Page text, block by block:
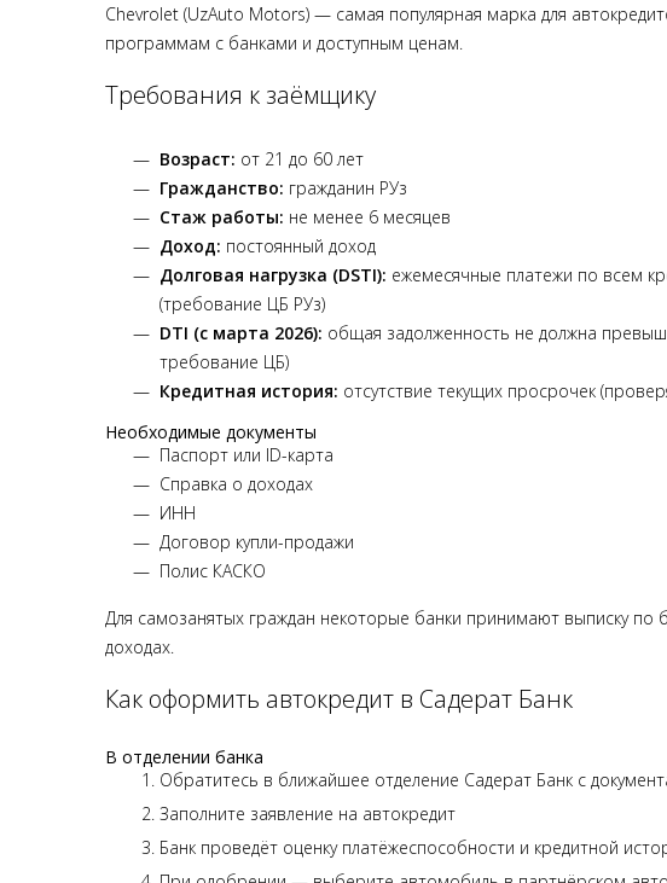
Chevrolet (UzAuto Motors) — самая популярная марка для
программам с банками и доступным ценам.
Требования к заёмщику
Возраст: от 21 до 60 лет
Гражданство: гражданин РУз
Стаж работы: не менее 6 месяцев
Доход: постоянный доход
Долговая нагрузка (DSTI): ежемесячные платежи по всем
(требование ЦБ РУз)
DTI (с марта 2026): общая задолженность не должна
требование ЦБ)
Кредитная история: отсутствие текущих просрочек
Необходимые документы
Паспорт или ID-карта
Справка о доходах
ИНН
Договор купли-продажи
Полис КАСКО
Для самозанятых граждан некоторые банки принимают выписку по
доходах.
Как оформить автокредит в Садерат Банк
В отделении банка
Обратитесь в ближайшее отделение Садерат Банк с
Заполните заявление на автокредит
Банк проведёт оценку платёжеспособности и кредитной